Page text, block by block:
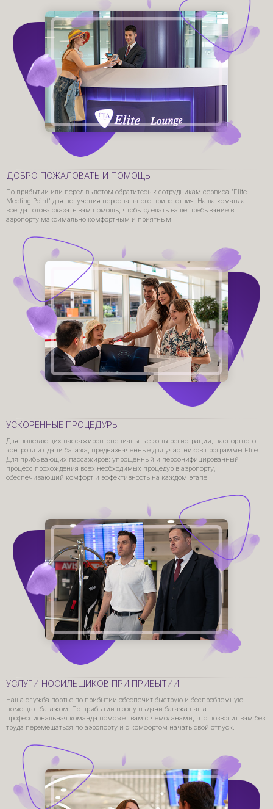
ДОБРО ПОЖАЛОВАТЬ И ПОМОЩЬ
По прибытии или перед вылетом обратитесь к сотрудникам сервиса "Elite
Meeting Point" для получения персонального приветствия. Наша команда
всегда готова оказать вам помощь, чтобы сделать ваше пребывание в
аэропорту максимально комфортным и приятным.
УСКОРЕННЫЕ ПРОЦЕДУРЫ
Для вылетающих пассажиров: специальные зоны регистрации, паспортного
контроля и сдачи багажа, предназначенные для участников программы Elite.
Для прибывающих пассажиров: упрощенный и персонифицированный
процесс прохождения всех необходимых процедур в аэропорту,
обеспечивающий комфорт и эффективность на каждом этапе.
УСЛУГИ НОСИЛЬЩИКОВ ПРИ ПРИБЫТИИ
Наша служба портье по прибытии обеспечит быструю и беспроблемную
помощь с багажом. По прибытии в зону выдачи багажа наша
профессиональная команда поможет вам с чемоданами, что позволит вам без
труда перемещаться по аэропорту и с комфортом начать свой отпуск.